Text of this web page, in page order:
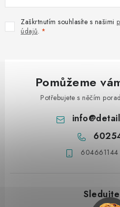
Zaškrtnutím souhlasíte s našimi
údajů.
Pomůžeme
Potřebujete s něčím
info@
604661144